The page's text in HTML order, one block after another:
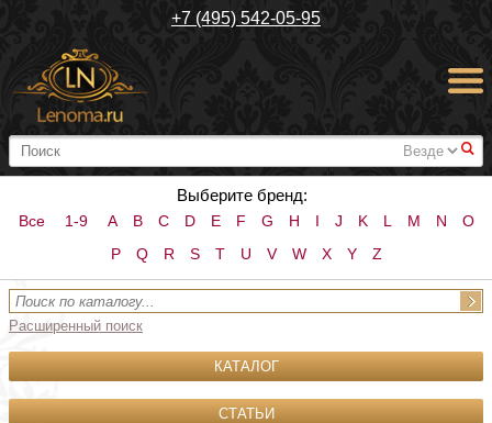
+7 (495) 542-05-95
#
Выберите бренд:
Все 1-9 A B C D E F G H I J K L M N
O
P
Q R S T U V W X Y Z
Расширенный поиск
КАТАЛОГ
СТАТЬИ